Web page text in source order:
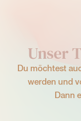
Unser
Du möchtest
werden und
Dann